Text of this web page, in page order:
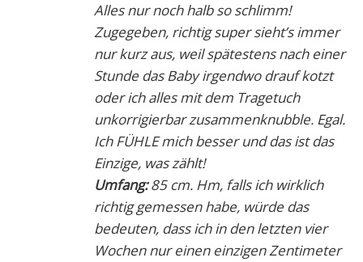
Alles nur noch halb so schlimm!
Zugegeben, richtig super sieht’s immer
nur kurz aus, weil spätestens nach einer
Stunde das Baby irgendwo drauf kotzt
oder ich alles mit dem Tragetuch
unkorrigierbar zusammenknubble. Egal.
Ich FÜHLE mich besser und das ist das
Einzige, was zählt!
Umfang:85 cm. Hm, falls ich wirklich
richtig gemessen habe, würde das
bedeuten, dass ich in den letzten vier
Wochen nur einen einzigen Zentimeter